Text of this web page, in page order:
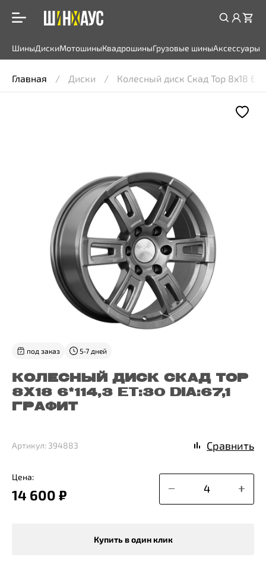
ШиныДискиМотошиныКвадрошиныГрузовые шиныАксессуары
Главная Диски Колесный диск Скад Тор 8x18
КОЛЕСНЫЙ ДИСК СКАД ТОР
8X18 6*114,3 ET:30 DIA:67,1
ГРАФИТ
под заказ 5-7 дней
Цена:
14 600 ₽
Купить в один клик
Артикул: 394883 Сравнить